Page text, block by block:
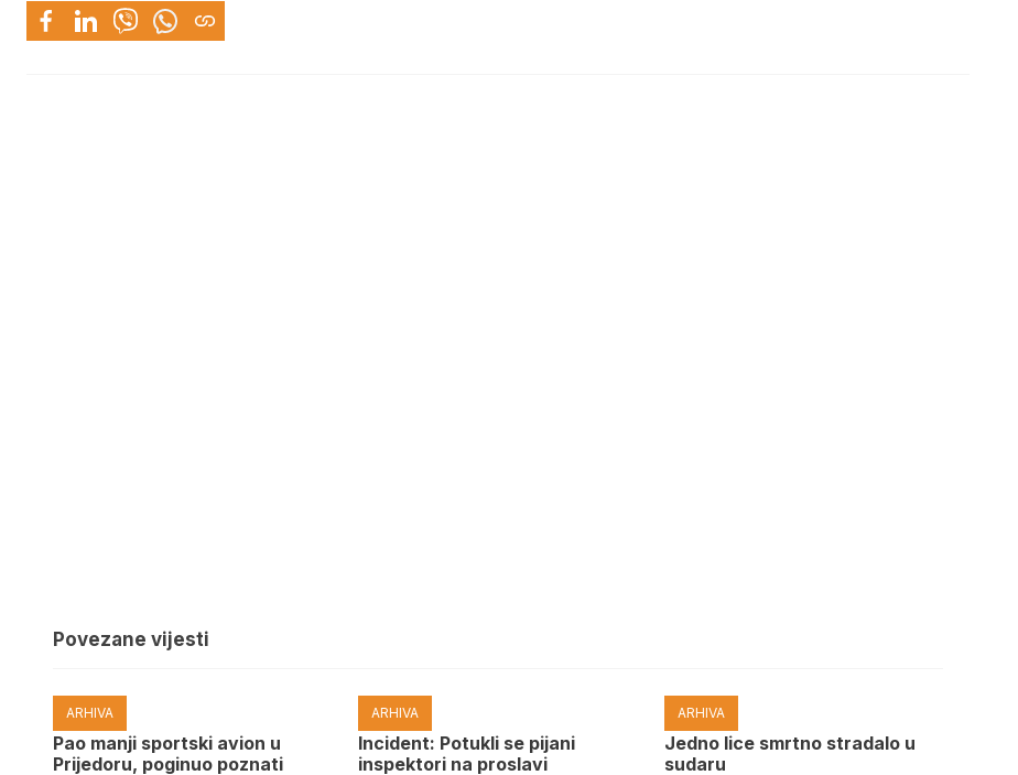
Povezane vijesti
ARHIVA
Pao manji sportski avion u
Prijedoru, poginuo poznati
ARHIVA
Incident: Potukli se pijani
inspektori na proslavi
ARHIVA
Јedno lice smrtno stradalo u
sudaru